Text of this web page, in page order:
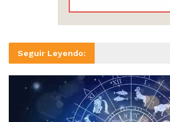
Seguir Leyendo: